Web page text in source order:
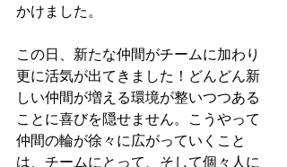
かけました。
この日、新たな仲間がチームに加わり
更に活気が出てきました！どんどん新
しい仲間が増える環境が整いつつある
ことに喜びを隠せません。こうやって
仲間の輪が徐々に広がっていくこと
は、チームにとって、そして個々人に